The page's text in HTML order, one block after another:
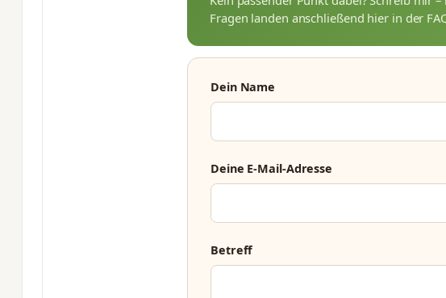
Fragen landen anschließend hier in der
Dein Name
Deine E-Mail-Adresse
Betreff